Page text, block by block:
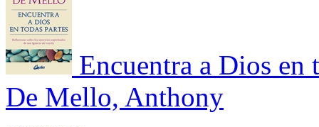
Encuentra a Dios en
De Mello, Anthony